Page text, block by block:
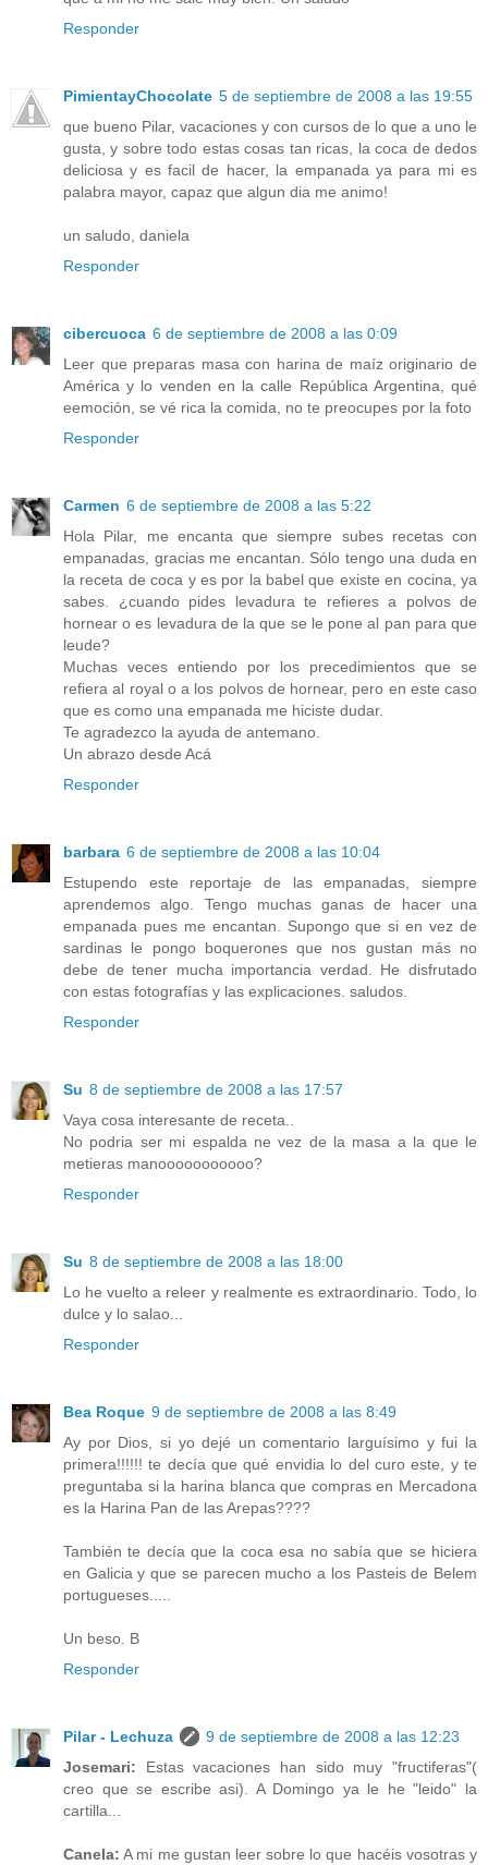
Responder
PimientayChocolate 5 de septiembre de 2008 a las 19:55
que bueno Pilar, vacaciones y con cursos de lo que a uno le
gusta, y sobre todo estas cosas tan ricas, la coca de dedos
deliciosa y es facil de hacer, la empanada ya para mi es
palabra mayor, capaz que algun dia me animo!
un saludo, daniela
Responder
cibercuoca 6 de septiembre de 2008 a las 0:09
Leer que preparas masa con harina de maíz originario de
América y lo venden en la calle República Argentina, qué
eemoción, se vé rica la comida, no te preocupes por la foto
Responder
Carmen 6 de septiembre de 2008 a las 5:22
Hola Pilar, me encanta que siempre subes recetas con
empanadas, gracias me encantan. Sólo tengo una duda en
la receta de coca y es por la babel que existe en cocina, ya
sabes. ¿cuando pides levadura te refieres a polvos de
hornear o es levadura de la que se le pone al pan para que
leude?
Muchas veces entiendo por los precedimientos que se
refiera al royal o a los polvos de hornear, pero en este caso
que es como una empanada me hiciste dudar.
Te agradezco la ayuda de antemano.
Un abrazo desde Acá
Responder
barbara 6 de septiembre de 2008 a las 10:04
Estupendo este reportaje de las empanadas, siempre
aprendemos algo. Tengo muchas ganas de hacer una
empanada pues me encantan. Supongo que si en vez de
sardinas le pongo boquerones que nos gustan más no
debe de tener mucha importancia verdad. He disfrutado
con estas fotografías y las explicaciones. saludos.
Responder
Su 8 de septiembre de 2008 a las 17:57
Vaya cosa interesante de receta..
No podria ser mi espalda ne vez de la masa a la que le
metieras manooooooooooo?
Responder
Su 8 de septiembre de 2008 a las 18:00
Lo he vuelto a releer y realmente es extraordinario. Todo, lo
dulce y lo salao...
Responder
Bea Roque 9 de septiembre de 2008 a las 8:49
Ay por Dios, si yo dejé un comentario larguísimo y fui la
primera!!!!!! te decía que qué envidia lo del curo este, y te
preguntaba si la harina blanca que compras en Mercadona
es la Harina Pan de las Arepas????
También te decía que la coca esa no sabía que se hiciera
en Galicia y que se parecen mucho a los Pasteis de Belem
portugueses.....
Un beso. B
Responder
Pilar - Lechuza
9 de septiembre de 2008 a las 12:23
Josemari: Estas vacaciones han sido muy "fructiferas"(
creo que se escribe asi). A Domingo ya le he "leido" la
cartilla...
Canela: A mi me gustan leer sobre lo que hacéis vosotras y